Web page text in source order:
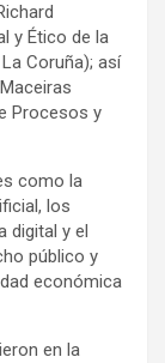
y Ético de la
Coruña); así
Procesos y
como la
los
digital y el
público y
económica
en la